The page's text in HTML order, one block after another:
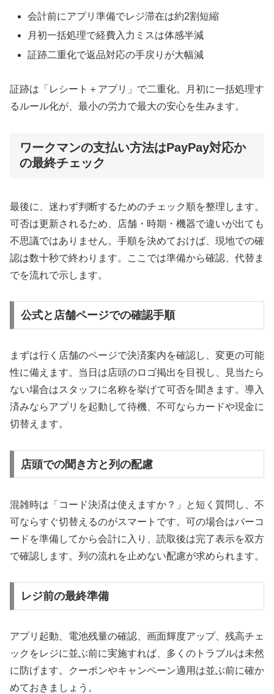
会計前にアプリ準備でレジ滞在は約2割短縮
月初一括処理で経費入力ミスは体感半減
証跡二重化で返品対応の手戻りが大幅減
証跡は「レシート＋アプリ」で二重化。月初に一括処理す
るルール化が、最小の労力で最大の安心を生みます。
ワークマンの支払い方法はPayPay対応か
の最終チェック
最後に、迷わず判断するためのチェック順を整理します。
可否は更新されるため、店舗・時期・機器で違いが出ても
不思議ではありません。手順を決めておけば、現地での確
認は数十秒で終わります。ここでは準備から確認、代替ま
でを流れで示します。
公式と店舗ページでの確認手順
まずは行く店舗のページで決済案内を確認し、変更の可能
性に備えます。当日は店頭のロゴ掲出を目視し、見当たら
ない場合はスタッフに名称を挙げて可否を聞きます。導入
済みならアプリを起動して待機、不可ならカードや現金に
切替えます。
店頭での聞き方と列の配慮
混雑時は「コード決済は使えますか？」と短く質問し、不
可ならすぐ切替えるのがスマートです。可の場合はバーコ
ードを準備してから会計に入り、読取後は完了表示を双方
で確認します。列の流れを止めない配慮が求められます。
レジ前の最終準備
アプリ起動、電池残量の確認、画面輝度アップ、残高チェ
ックをレジに並ぶ前に実施すれば、多くのトラブルは未然
に防げます。クーポンやキャンペーン適用は並ぶ前に確か
めておきましょう。